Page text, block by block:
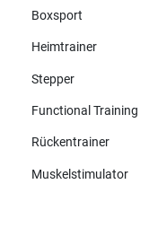
Boxsport
Heimtrainer
Stepper
Functional Training
Rückentrainer
Muskelstimulator